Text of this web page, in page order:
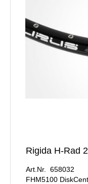
Rigida H-Rad
Art.Nr. 658032
FHM5100